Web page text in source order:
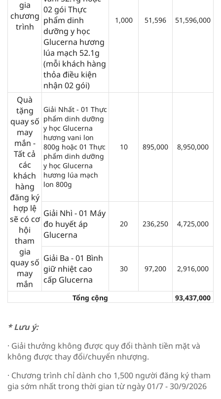
gia
chương
trình
02 gói Thực
phẩm dinh
dưỡng y học
Glucerna hương
lúa mạch 52.1g
(mỗi khách hàng
thỏa điều kiện
nhận 02 gói)
1,000 51,596 51,596,000
Quà
tặng
quay số
may
mắn -
Tất cả
các
khách
hàng
đăng ký
hợp lệ
sẽ có cơ
hội
tham
gia
quay số
may
mắn
Giải Nhất - 01 Thực
phẩm dinh dưỡng
y học Glucerna
hương vani lon
800g hoặc 01 Thực
phẩm dinh dưỡng
y học Glucerna
hương lúa mạch
lon 800g
10 895,000 8,950,000
Giải Nhì - 01 Máy
đo huyết áp
Glucerna
20 236,250 4,725,000
Giải Ba - 01 Bình
giữ nhiệt cao
cấp Glucerna
30 97,200 2,916,000
Tổng cộng 93,437,000
* Lưu ý:
· Giải thưởng không được quy đổi thành tiền mặt và
không được thay đổi/chuyển nhượng.
· Chương trình chỉ dành cho 1,500 người đăng ký tham
gia sớm nhất trong thời gian từ ngày 01/7 - 30/9/2026